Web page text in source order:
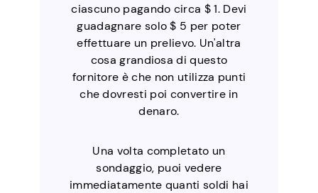
ciascuno pagando circa $ 1. Devi
guadagnare solo $ 5 per poter
effettuare un prelievo. Un'altra
cosa grandiosa di questo
fornitore è che non utilizza punti
che dovresti poi convertire in
denaro.
Una volta completato un
sondaggio, puoi vedere
immediatamente quanti soldi hai